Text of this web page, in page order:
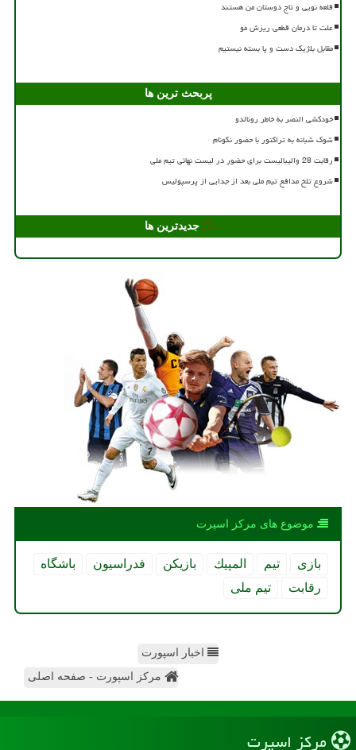
قلعه نویی و تاج دوستان من هستند
علت تا درمان قطعی ریزش مو
مقابل بلژیک دست و پا بسته نیستیم
پربحث ترین ها
خودکشی النصر به خاطر رونالدو
شوک شبانه به تراکتور با حضور نکونام
رقابت 28 والیبالیست برای حضور در لیست نهائی تیم ملی
شروع تلخ مدافع تیم ملی بعد از جدایی از پرسپولیس
جدیدترین ها
موضوع های مركز اسپرت
بازی تیم المپیك بازیكن فدراسیون
باشگاه
رقابت
تیم ملی
اخبار اسپورت
مرکز اسپورت - صفحه اصلی
مركز اسپرت